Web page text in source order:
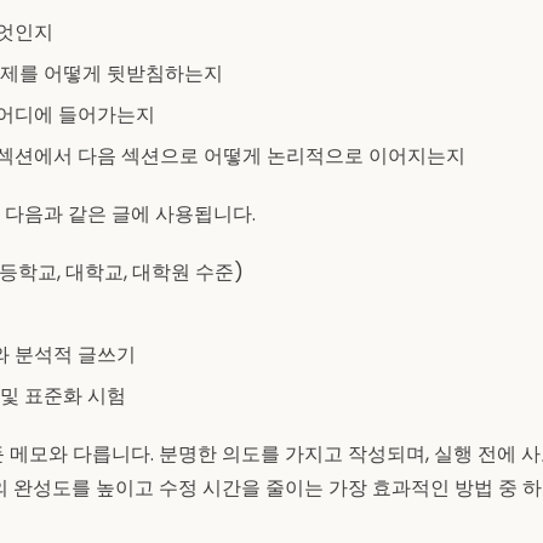
인지
를 어떻게 뒷받침하는지
디에 들어가는지
션에서 다음 섹션으로 어떻게 논리적으로 이어지는지
음과 같은 글에 사용됩니다.
학교, 대학교, 대학원 수준)
분석적 글쓰기
표준화 시험
메모와 다릅니다. 분명한 의도를 가지고 작성되며, 실행 전에
완성도를 높이고 수정 시간을 줄이는 가장 효과적인 방법 중